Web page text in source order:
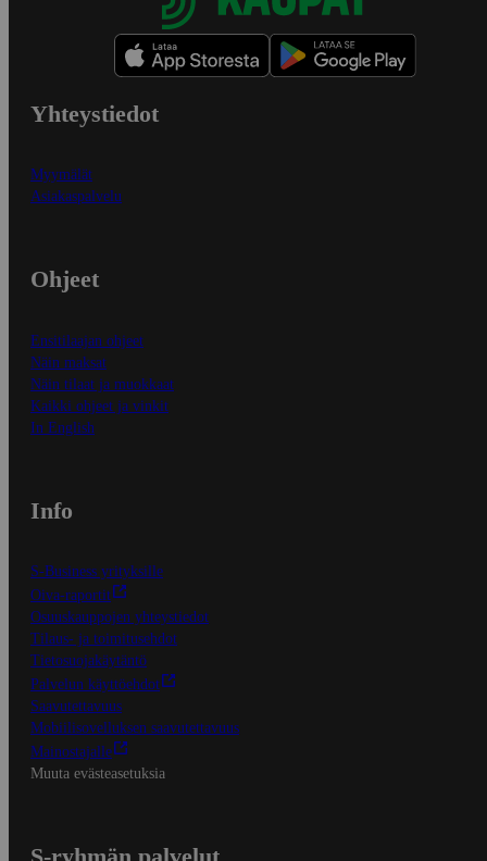
Yhteystiedot
Myymälät
Asiakaspalvelu
Ohjeet
Ensitilaajan ohjeet
Näin maksat
Näin tilaat ja muokkaat
Kaikki ohjeet ja vinkit
In English
Info
S-Business yrityksille
Oiva-raportit
Osuuskauppojen yhteystiedot
Tilaus- ja toimitusehdot
Tietosuojakäytäntö
Palvelun käyttöehdot
Saavutettavuus
Mobiilisovelluksen saavutettavuus
Mainostajalle
Muuta evästeasetuksia